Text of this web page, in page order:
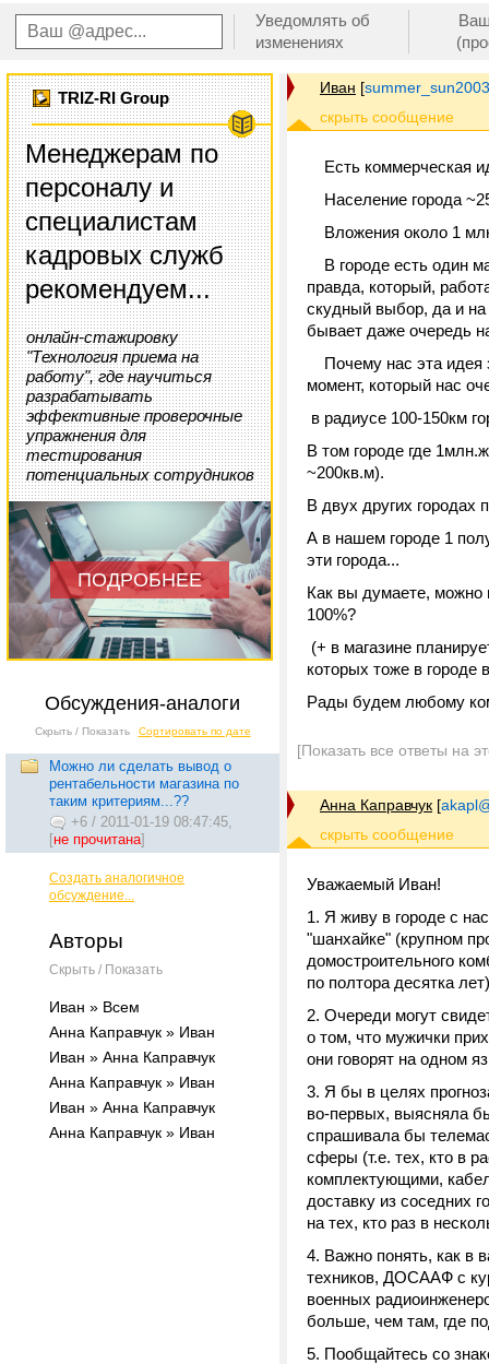
Уведомлять об
изменениях
TRIZ-RI Group
Менеджерам по
персоналу и
специалистам
кадровых служб
рекомендуем...
онлайн-стажировку
"Технология приема на
работу", где научиться
разрабатывать
эффективные проверочные
упражнения для
тестирования
потенциальных сотрудников
ПОДРОБНЕЕ
Обсуждения-аналоги
Скрыть / Показать Сортировать по дате
Можно ли сделать вывод о
рентабельности магазина по
таким критериям...??
+6 / 2011-01-19 08:47:45,
[не прочитана]
Создать аналогичное
обсуждение...
Авторы
Скрыть / Показать
Иван » Всем
Анна Каправчук » Иван
Иван » Анна Каправчук
Анна Каправчук » Иван
Иван » Анна Каправчук
Анна Каправчук » Иван
Иван [
Есть коммерческая
Население города
Вложения около 1
В городе есть один
правда, который,
скудный выбор, да и на
бывает даже очередь
Почему нас эта идея
момент, который нас
в радиусе 100-150км
В том городе где
~200кв.м).
В двух других городах
А в нашем городе 1
эти города...
Как вы думаете, можно
100%?
(+ в магазине
которых тоже в городе
Рады будем любому
[Показать все ответы на
Анна Каправчук [
Уважаемый Иван!
1. Я живу в городе с
"шанхайке" (крупном
домостроительного
по полтора десятка
2. Очереди могут
о том, что мужички
они говорят на одном
3. Я бы в целях
во-первых, выясняла
спрашивала бы
сферы (т.е. тех, кто в
комплектующими,
доставку из соседних
на тех, кто раз в
4. Важно понять, как в
техников, ДОСААФ с
военных
больше, чем там, где
5. Пообщайтесь со